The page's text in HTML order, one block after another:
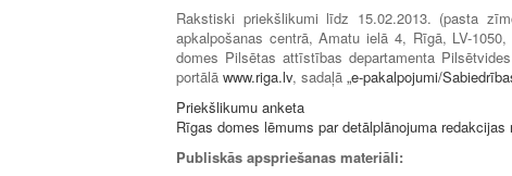
Rakstiski priekšlikumi līdz 15.02.2013. (pasta
apkalpošanas centrā, Amatu ielā 4, Rīgā, LV-
domes Pilsētas attīstības departamenta
portālā www.riga.lv, sadaļā „e-pakalpojumi/
Priekšlikumu anketa
Rīgas domes lēmums par detālplānojuma
Publiskās apspriešanas materiāli: